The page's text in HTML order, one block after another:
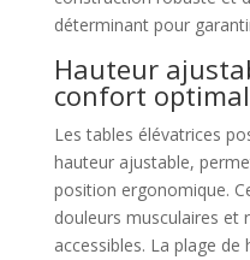
déterminant pour
Hauteur
confort optimal
Les tables élévatrices
hauteur ajustable,
position ergonomique.
douleurs musculaires et
accessibles. La plage